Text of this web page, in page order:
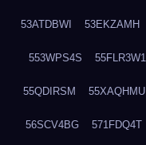
53ATDBWI 53EKZAMH
553WPS4S 55FLR3W1
55QDIRSM 55XAQHMU
56SCV4BG 571FDQ4T